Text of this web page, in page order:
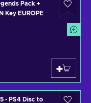
Pack +
Key EUROPE
- PS4 Disc to